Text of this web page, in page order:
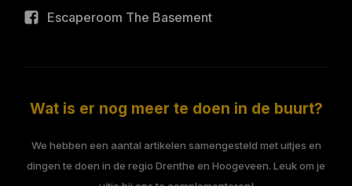
Escaperoom The Basement
Wat is er nog meer te doen in de buurt?
We hebben een aantal artikelen samengesteld met uitjes en
dingen te doen in de regio Drenthe en Hoogeveen. Leuk om je